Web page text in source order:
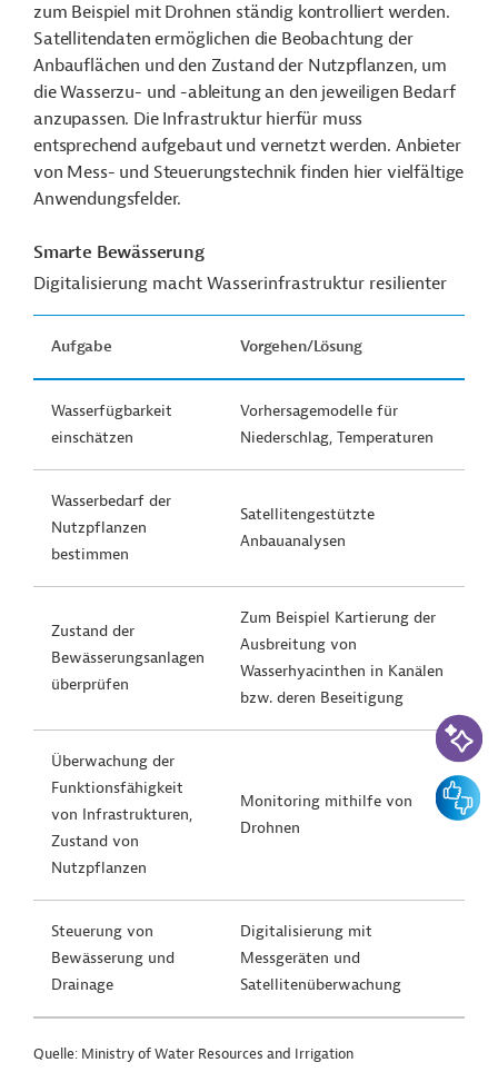
zum Beispiel mit Drohnen ständig kontrolliert werden.
Satellitendaten ermöglichen die Beobachtung der
Anbauflächen und den Zustand der Nutzpflanzen, um
die Wasserzu- und -ableitung an den jeweiligen Bedarf
anzupassen. Die Infrastruktur hierfür muss
entsprechend aufgebaut und vernetzt werden. Anbieter
von Mess- und Steuerungstechnik finden hier vielfältige
Anwendungsfelder.
Smarte Bewässerung
Digitalisierung macht Wasserinfrastruktur resilienter
Aufgabe Vorgehen/Lösung
Wasserfügbarkeit
einschätzen
Vorhersagemodelle für
Niederschlag, Temperaturen
Wasserbedarf der
Nutzpflanzen
bestimmen
Satellitengestützte
Anbauanalysen
Zustand der
Bewässerungsanlagen
überprüfen
Zum Beispiel Kartierung der
Ausbreitung von
Wasserhyacinthen in Kanälen
bzw. deren Beseitigung
Überwachung der
Funktionsfähigkeit
von Infrastrukturen,
Zustand von
Nutzpflanzen
Monitoring mithilfe von
Drohnen
Steuerung von
Bewässerung und
Drainage
Digitalisierung mit
Messgeräten und
Satellitenüberwachung
Quelle: Ministry of Water Resources and Irrigation
KI-